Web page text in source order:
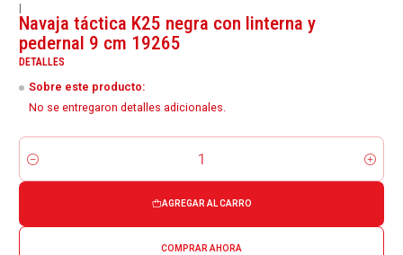
|
Navaja táctica K25 negra con linterna y
pedernal 9 cm 19265
DETALLES
Sobre este producto:
No se entregaron detalles adicionales.
Cantidad
AGREGAR AL CARRO
COMPRAR AHORA